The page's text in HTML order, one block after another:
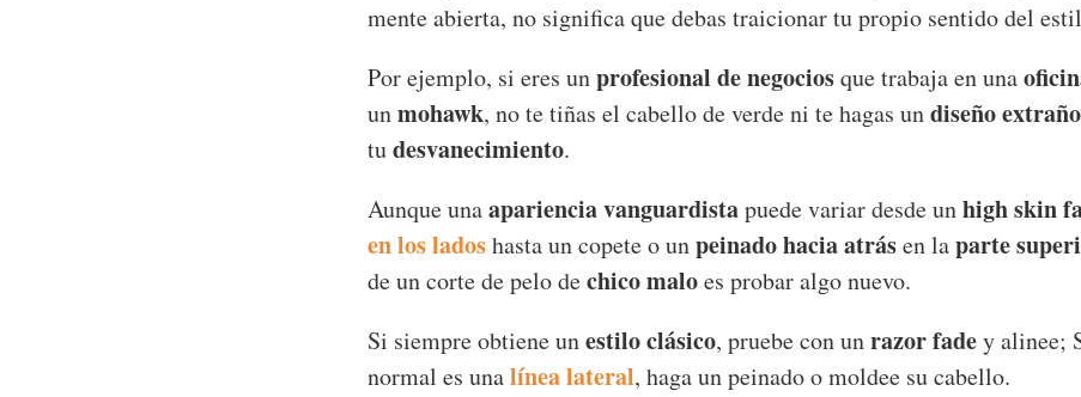
mente abierta, no significa que debas traicionar tu propio sentido del
Por ejemplo, si eres unprofesional de negociosque trabaja en una
unmohawk, no te tiñas el cabello de verde ni te hagas undiseño extraño
tudesvanecimiento.
Aunque unaapariencia vanguardistapuede variar desde unhigh skin
en los ladoshasta un copete o unpeinado hacia atrásen laparte
de un corte de pelo dechico maloes probar algo nuevo.
Si siempre obtiene unestilo clásico, pruebe con unrazor fadey alinee;
normal es unalínea lateral, haga un peinado o moldee su cabello.